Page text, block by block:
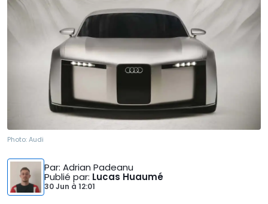
Photo:Audi
Par: Adrian Padeanu
Publié par: Lucas Huaumé
30 Jun à 12:01